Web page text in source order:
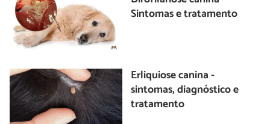
Sintomas e tratamento
Erliquiose canina -
sintomas, diagnóstico e
tratamento